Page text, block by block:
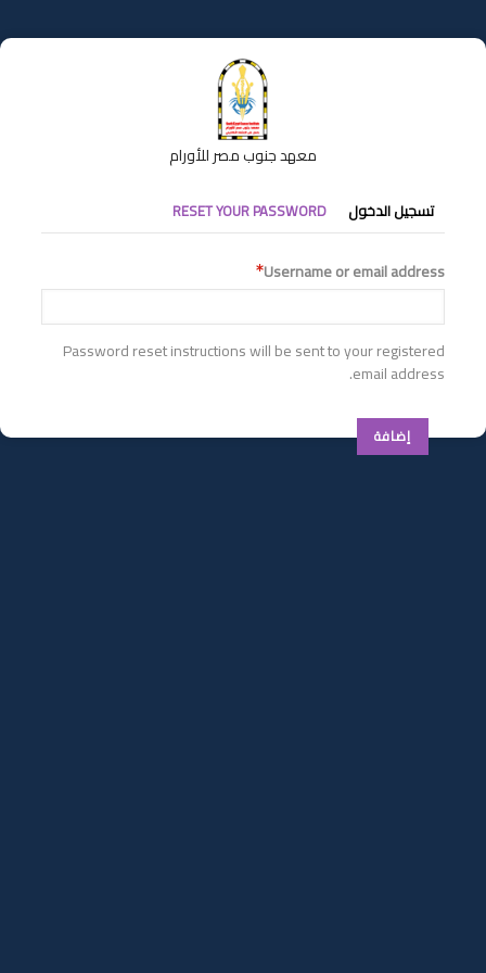
إلى
المحتوى
معهد جنوب مصر للأورام
التبويبات
الأساسية
تسجيل الدخول RESET YOUR PASSWORD
Username or email address
Password reset instructions will be sent to your registered
email address.